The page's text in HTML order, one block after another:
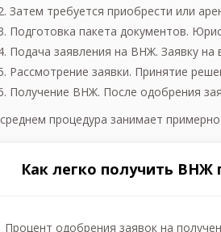
Затем требуется приобрести или
Подготовка пакета документов.
Подача заявления на ВНЖ. Заявку на
Рассмотрение заявки. Принятие
Получение ВНЖ. После одобрения
процедура занимает
Как легко получить ВНЖ
Процент одобрения заявок на